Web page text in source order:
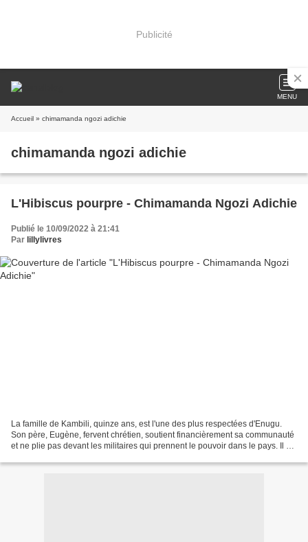
Publicité
MENU
Accueil » chimamanda ngozi adichie
chimamanda ngozi adichie
L'Hibiscus pourpre - Chimamanda Ngozi Adichie
Publié le 10/09/2022 à 21:41
Par lillylivres
La famille de Kambili, quinze ans, est l'une des plus respectées d'Enugu.
Son père, Eugène, fervent chrétien, soutient financièrement sa communauté
et ne plie pas devant les militaires qui prennent le pouvoir dans le pays. Il n'a